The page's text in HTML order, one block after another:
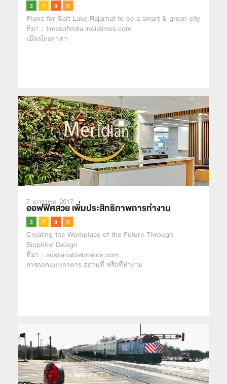
Plans for Salt Lake-Rajarhat to be a smart & green city
ที่มา : timesofindia.indiatimes.com
เมืองโกลกาตา
7 มกราคม 2017
ออฟฟิศสวย เพิ่มประสิทธิภาพการทำงาน
Creating the Workplace of the Future Through
Biophilic Design
ที่มา : sustainablebrands.com
การออกแบบอาคาร สถานที่ หรือที่ทำงาน